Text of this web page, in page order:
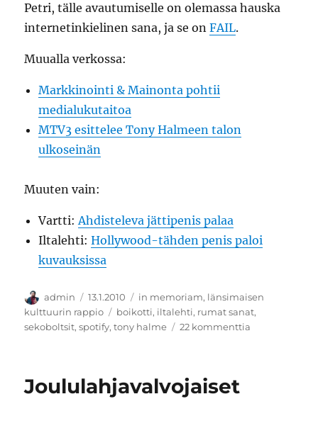
Petri, tälle avautumiselle on olemassa hauska
internetinkielinen sana, ja se onFAIL.
Muualla verkossa:
Markkinointi & Mainonta pohtii
medialukutaitoa
MTV3 esittelee Tony Halmeen talon
ulkoseinän
Muuten vain:
Vartti:Ahdisteleva jättipenis palaa
Iltalehti:Hollywood-tähden penis paloi
kuvauksissa
Kirjoittaja
admin Julkaistu
13.1.2010 Kategoriat
in memoriam, länsimaisen
kulttuurin rappio
Avainsanat
boikotti, iltalehti, rumat sanat,
sekoboltsit,spotify,tony halme 22 kommenttia
Joululahjavalvojaiset